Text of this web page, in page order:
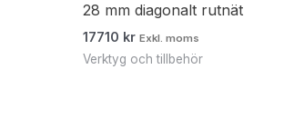
28 mm diagonalt rutnät
17710 kr Exkl. moms
Verktyg och tillbehör